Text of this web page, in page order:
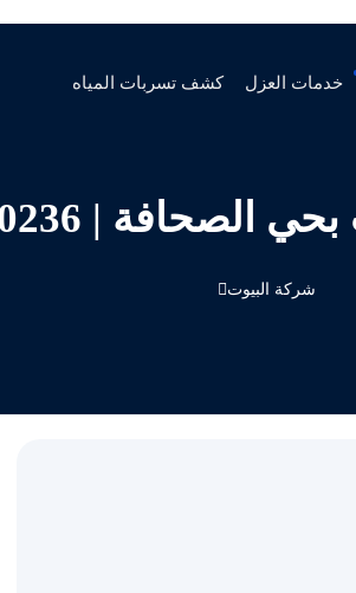
خدمات العزل كشف تسربات المياه
| 0536090236
شركة البيوت